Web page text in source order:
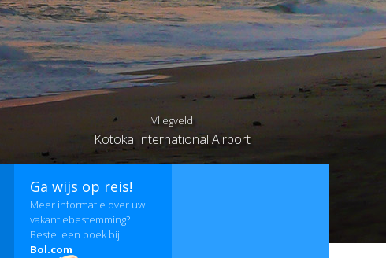
Vliegveld
Kotoka International Airport
Ga wijs op reis!
Meer informatie over uw
vakantiebestemming?
Bestel een boek bij
Bol.com